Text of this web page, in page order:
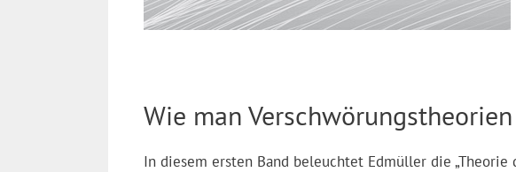
Wie man
In diesem ersten Band beleuchtet Edmüller die